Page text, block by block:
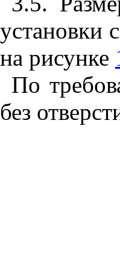
установки
на рисунке
По
без